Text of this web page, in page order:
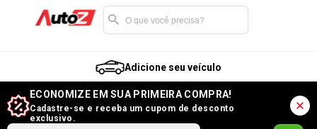
Adicione seu veículo
ECONOMIZE EM SUA PRIMEIRA COMPRA!
Cadastre-se e receba um cupom de desconto
exclusivo.